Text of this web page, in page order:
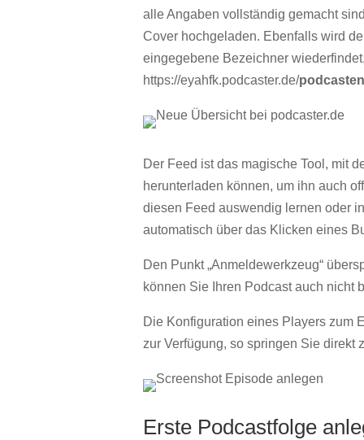
alle Angaben vollständig gemacht
Cover hochgeladen. Ebenfalls wird
eingegebene Bezeichner
https://eyahfk.podcaster.de/
Der Feed ist das magische Tool, mit
herunterladen können, um ihn auch
diesen Feed auswendig lernen oder
automatisch über das Klicken eines
Den Punkt „Anmeldewerkzeug“
können Sie Ihren Podcast auch nicht
Die Konfiguration eines Players zum
zur Verfügung, so springen Sie direkt
Erste Podcastfolge